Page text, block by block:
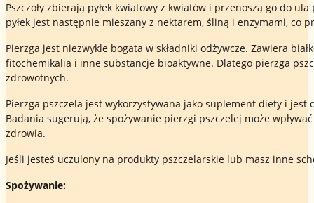
Pszczoły zbierają pyłek kwiatowy z kwiatów i przenoszą go do
pyłek jest następnie mieszany z nektarem, śliną i enzymami, co
Pierzga jest niezwykle bogata w składniki odżywcze. Zawiera
fitochemikalia i inne substancje bioaktywne. Dlatego pierzga
zdrowotnych.
Pierzga pszczela jest wykorzystywana jako suplement diety i
Badania sugerują, że spożywanie pierzgi pszczelej może
zdrowia.
Jeśli jesteś uczulony na produkty pszczelarskie lub masz inne
Spożywanie: